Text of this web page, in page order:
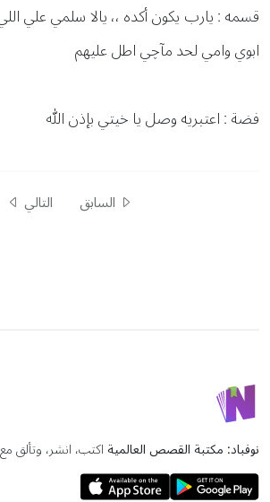
قسمه : يارب يكون أكده ،، يالا سلمي علي
ابوي وامي لحد مآچي اطل عليهم
فضة : اعتبريه وصل يا خيتي بإذن الله
السابق التالي
نوفباد: مكتبة القصص العالمية اكتب، انشر، وتألق مع